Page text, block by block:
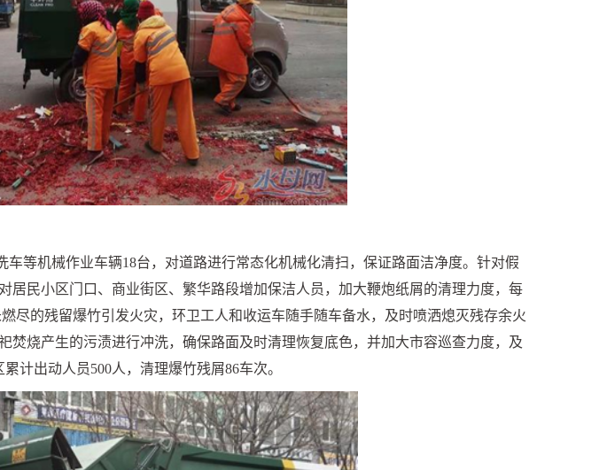
车等机械作业车辆18台，对道路进行常态化机械化清扫，保证路面洁净度。针对假
居民小区门口、商业街区、繁华路段增加保洁人员，加大鞭炮纸屑的清理力度，每
尽的残留爆竹引发火灾，环卫工人和收运车随手随车备水，及时喷洒熄灭残存余火
焚烧产生的污渍进行冲洗，确保路面及时清理恢复底色，并加大市容巡查力度，及
累计出动人员500人，清理爆竹残屑86车次。